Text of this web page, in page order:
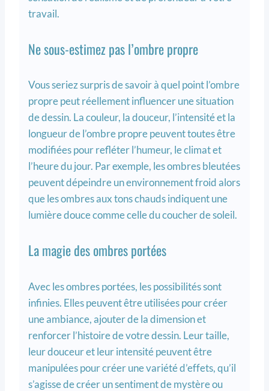
travail.
Ne sous-estimez pas l’ombre propre
Vous seriez surpris de savoir à quel point l’ombre
propre peut réellement influencer une situation
de dessin. La couleur, la douceur, l’intensité et la
longueur de l’ombre propre peuvent toutes être
modifiées pour refléter l’humeur, le climat et
l’heure du jour. Par exemple, les ombres bleutées
peuvent dépeindre un environnement froid alors
que les ombres aux tons chauds indiquent une
lumière douce comme celle du coucher de soleil.
La magie des ombres portées
Avec les ombres portées, les possibilités sont
infinies. Elles peuvent être utilisées pour créer
une ambiance, ajouter de la dimension et
renforcer l’histoire de votre dessin. Leur taille,
leur douceur et leur intensité peuvent être
manipulées pour créer une variété d’effets, qu’il
s’agisse de créer un sentiment de mystère ou